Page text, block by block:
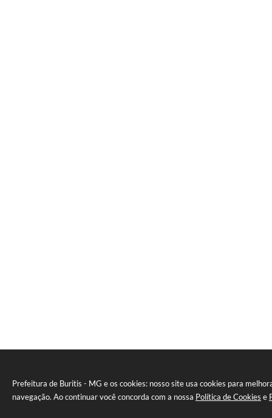
Prefeitura de Buritis - MG e os cookies: nosso site usa cookies para
navegação. Ao continuar você concorda com a nossa Política de Cookies e